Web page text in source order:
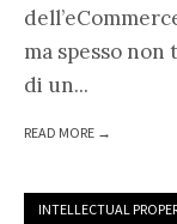
ma spesso
di un...
READ MORE →
INTELLECTUAL